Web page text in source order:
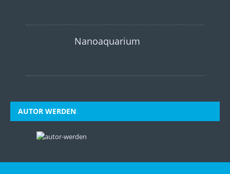
Nanoaquarium
AUTOR WERDEN